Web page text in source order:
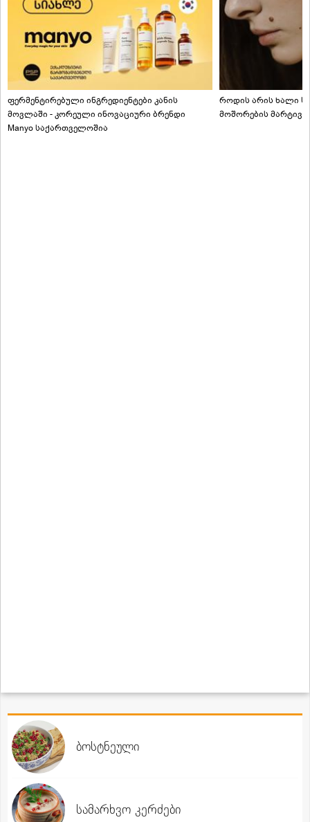
ფერმენტირებული ინგრედიენტები კანის
მოვლაში - კორეული ინოვაციური ბრენდი
Manyo საქართველოშია
როდის არის ხალი
მოშორების
ბოსტნეული
სამარხვო კერძები